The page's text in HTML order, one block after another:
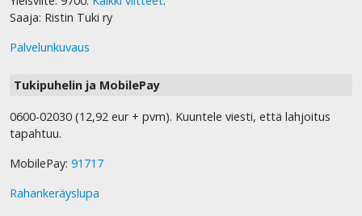
Saaja: Ristin Tuki ry
Palvelunkuvaus
Tukipuhelin ja MobilePay
0600-02030 (12,92 eur + pvm). Kuuntele viesti, että lahjoitus
tapahtuu.
MobilePay: 91717
Rahankeräyslupa